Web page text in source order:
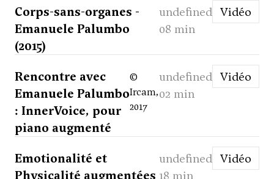
Corps-sans-organes -
Emanuele Palumbo
(2015)
undefined
08 min
Vidéo
Rencontre avec
Emanuele Palumbo
: InnerVoice, pour
piano augmenté
©
Ircam,
2017
undefined
02 min
Vidéo
Emotionalité et
Physicalité augmentées
undefined
18 min
Vidéo